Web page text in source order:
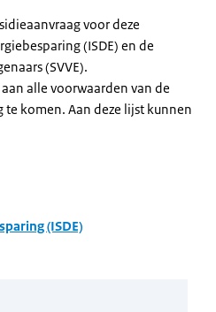
voor deze
(ISDE) en de
(SVVE).
alle voorwaarden van de
komen. Aan deze lijst kunnen
(ISDE)